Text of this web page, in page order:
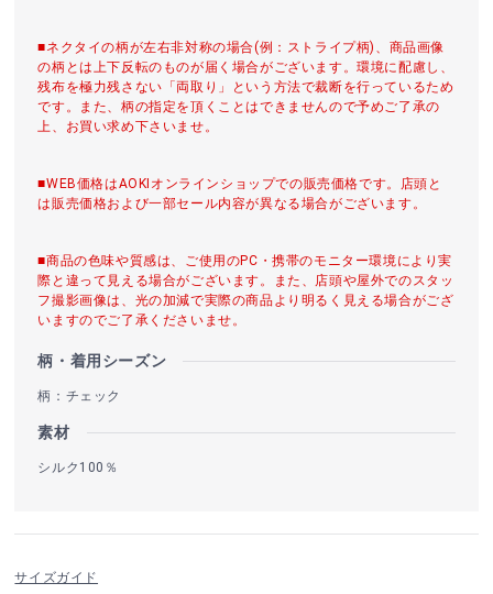
■ネクタイの柄が左右非対称の場合(例：ストライプ柄)、商品画像
の柄とは上下反転のものが届く場合がございます。環境に配慮し、
残布を極力残さない「両取り」という方法で裁断を行っているため
です。また、柄の指定を頂くことはできませんので予めご了承の
上、お買い求め下さいませ。
■WEB価格はAOKIオンラインショップでの販売価格です。店頭と
は販売価格および一部セール内容が異なる場合がございます。
■商品の色味や質感は、ご使用のPC・携帯のモニター環境により実
際と違って見える場合がございます。また、店頭や屋外でのスタッ
フ撮影画像は、光の加減で実際の商品より明るく見える場合がござ
いますのでご了承くださいませ。
柄・着用シーズン
柄：チェック
素材
シルク100％
サイズガイド